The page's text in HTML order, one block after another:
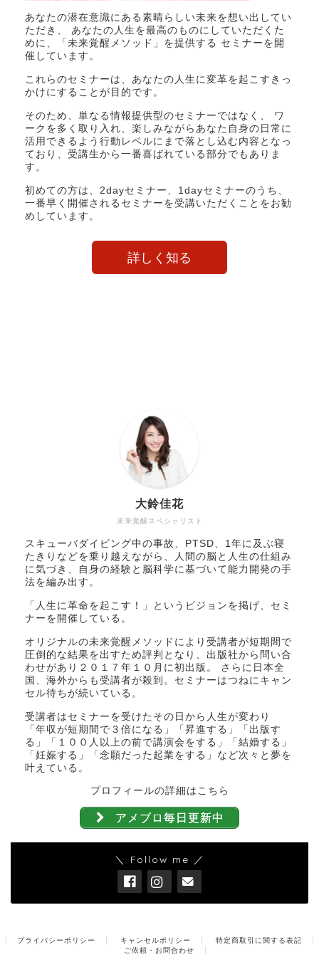
あなたの潜在意識にある素晴らしい未来を想い出してい
ただき、 あなたの人生を最高のものにしていただくた
めに、「未来覚醒メソッド」を提供する セミナーを開
催しています。
これらのセミナーは、あなたの人生に変革を起こすきっ
かけにすることが目的です。
そのため、単なる情報提供型のセミナーではなく、 ワ
ークを多く取り入れ、楽しみながらあなた自身の日常に
活用できるよう行動レベルにまで落とし込む内容となっ
ており、受講生から一番喜ばれている部分でもありま
す。
初めての方は、2dayセミナー、1dayセミナーのうち、
一番早く開催されるセミナーを受講いただくことをお勧
めしています。
詳しく知る
未来覚醒スペシャリスト
大鈴佳花
スキューバダイビング中の事故、PTSD、1年に及ぶ寝
たきりなどを乗り越えながら、人間の脳と人生の仕組み
に気づき、自身の経験と脳科学に基づいて能力開発の手
法を編み出す。
「人生に革命を起こす！」というビジョンを掲げ、セミ
ナーを開催している。
オリジナルの未来覚醒メソッドにより受講者が短期間で
圧倒的な結果を出すため評判となり、出版社から問い合
わせがあり２０１７年１０月に初出版。 さらに日本全
国、海外からも受講者が殺到。セミナーはつねにキャン
セル待ちが続いている。
受講者はセミナーを受けたその日から人生が変わり
「年収が短期間で３倍になる」「昇進する」「出版す
る」「１００人以上の前で講演会をする」「結婚する」
「妊娠する」「念願だった起業をする」など次々と夢を
叶えている。
プロフィールの詳細はこちら
アメブロ毎日更新中
＼ Follow me ／
プライバシーポリシー キャンセルポリシー
特定商取引に関する表記
ご依頼・お問合わせ